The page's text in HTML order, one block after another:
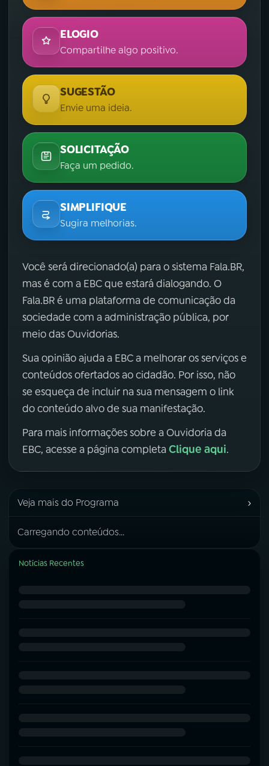
ELOGIO
Compartilhe algo positivo.
SUGESTÃO
Envie uma ideia.
SOLICITAÇÃO
Faça um pedido.
SIMPLIFIQUE
Sugira melhorias.
Você será direcionado(a) para o sistema Fala.BR,
mas é com a EBC que estará dialogando. O
Fala.BR é uma plataforma de comunicação da
sociedade com a administração pública, por
meio das Ouvidorias.
Sua opinião ajuda a EBC a melhorar os serviços e
conteúdos ofertados ao cidadão. Por isso, não
se esqueça de incluir na sua mensagem o link
do conteúdo alvo de sua manifestação.
Para mais informações sobre a Ouvidoria da
EBC, acesse a página completa Clique aqui.
Veja mais do Programa ›
Carregando conteúdos...
Notícias Recentes